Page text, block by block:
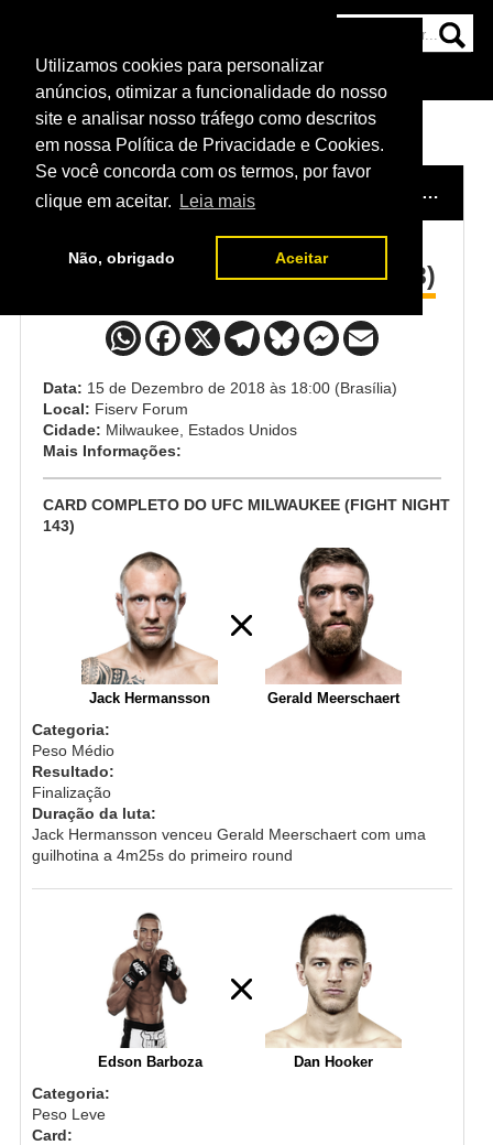
Utilizamos cookies para personalizar
anúncios, otimizar a funcionalidade do nosso
site e analisar nosso tráfego como descritos
em nossa Política de Privacidade e Cookies.
Se você concorda com os termos, por favor
clique em aceitar.
Leia mais
Não, obrigado Aceitar
NOTÍCIAS
HOME EVENTO / UFC MILWAUKEE (FIGHT NIGHT 143)
UFC Milwaukee (Fight Night 143)
Data: 15 de Dezembro de 2018 às 18:00 (Brasília)
Local: Fiserv Forum
Cidade: Milwaukee, Estados Unidos
Mais Informações:
CARD COMPLETO DO UFC MILWAUKEE (FIGHT NIGHT
143)
Jack Hermansson Gerald Meerschaert
Categoria:
Peso Médio
Resultado:
Finalização
Duração da luta:
Jack Hermansson venceu Gerald Meerschaert com uma
guilhotina a 4m25s do primeiro round
Edson Barboza Dan Hooker
Categoria:
Peso Leve
Card: